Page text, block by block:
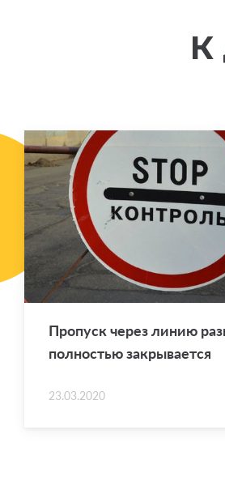
К
Про­пуск через линию
пол­но­стью за­кры­ва­ет­ся
23.03.2020